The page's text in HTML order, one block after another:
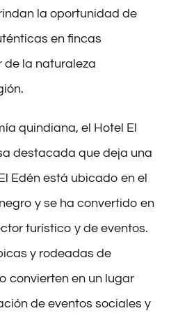
la oportunidad de
en fincas
la naturaleza
quindiana, el Hotel El
destacada que deja una
Edén está ubicado en el
y se ha convertido en
turístico y de eventos.
y rodeadas de
convierten en un lugar
de eventos sociales y